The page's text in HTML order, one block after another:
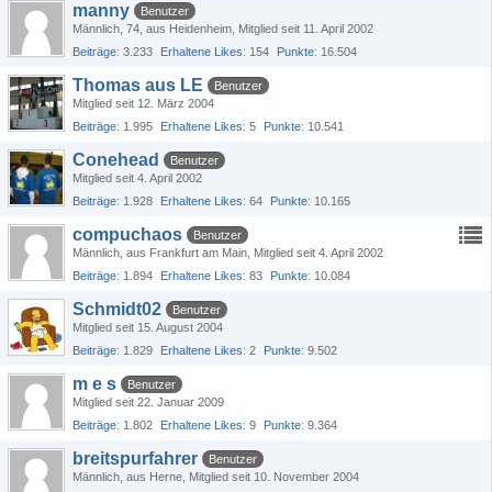
manny
Benutzer
Männlich 74 aus Heidenheim Mitglied seit 11. April 2002
Beiträge 3.233 Erhaltene Likes 154 Punkte 16.504
Thomas aus LE
Benutzer
Mitglied seit 12. März 2004
Beiträge 1.995 Erhaltene Likes 5 Punkte 10.541
Conehead
Benutzer
Mitglied seit 4. April 2002
Beiträge 1.928 Erhaltene Likes 64 Punkte 10.165
compuchaos
Benutzer
Männlich aus Frankfurt am Main Mitglied seit 4. April 2002
Beiträge 1.894 Erhaltene Likes 83 Punkte 10.084
Schmidt02
Benutzer
Mitglied seit 15. August 2004
Beiträge 1.829 Erhaltene Likes 2 Punkte 9.502
m e s
Benutzer
Mitglied seit 22. Januar 2009
Beiträge 1.802 Erhaltene Likes 9 Punkte 9.364
breitspurfahrer
Benutzer
Männlich aus Herne Mitglied seit 10. November 2004